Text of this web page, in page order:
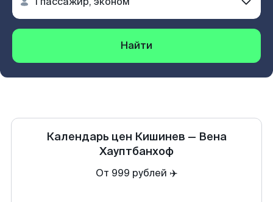
Найти
Календарь цен Кишинев — Вена
Хауптбанхоф
От 999 рублей ✈️